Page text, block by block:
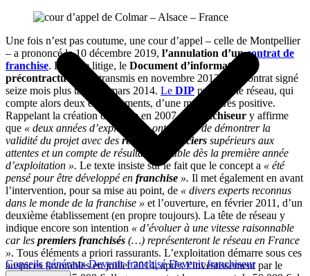
Conseils générauxDevenir franchiséDevenir franchiseur
Une fois n’est pas coutume, une cour d’appel – celle de Montpellier
– a prononcé le 10 décembre 2019, l’annulation d’uncontrat de
franchise. Dans ce litige, le Document d’information
précontractuelle
est transmis en novembre 2012 et le contrat signé
seize mois plus tard, en mars 2014. Le DIP présente le réseau, qui
compte alors deux établissements, d’une manière très positive.
Rappelant la création du pilote en 2007, le
franchiseur y affirme
que « deux années d’exploitation ont permis de démontrer la
validité du projet avec des résultats financiers supérieurs aux
attentes et un compte de résultat profitable dès la première année
d’exploitation ». Le texte insiste sur le fait que le concept a « été
pensé pour être développé en franchise ». Il met également en avant
l’intervention, pour sa mise au point, de « divers experts reconnus
dans le monde de la franchise » et l’ouverture, en février 2011, d’un
deuxième établissement (en propre toujours). La tête de réseau y
indique encore son intention « d’évoluer à une vitesse raisonnable
car les premiers franchisés (…) représenteront le réseau en France
». Tous éléments a priori rassurants. L’exploitation démarre sous ces
auspices favorables en juillet 2014, après l’investissement par le